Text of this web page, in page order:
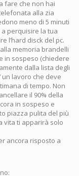
fare che non hai
alla zia
meno di 5 minuti
perquisire la tua
l’hard disck del pc.
memoria brandelli
in sospeso (chiedere
dalla lista degli
un lavoro che deve
di tempo. Non
il 90% della
in sospeso e
piazza pulita del più
vita ti apparirà solo
ancora risposto a